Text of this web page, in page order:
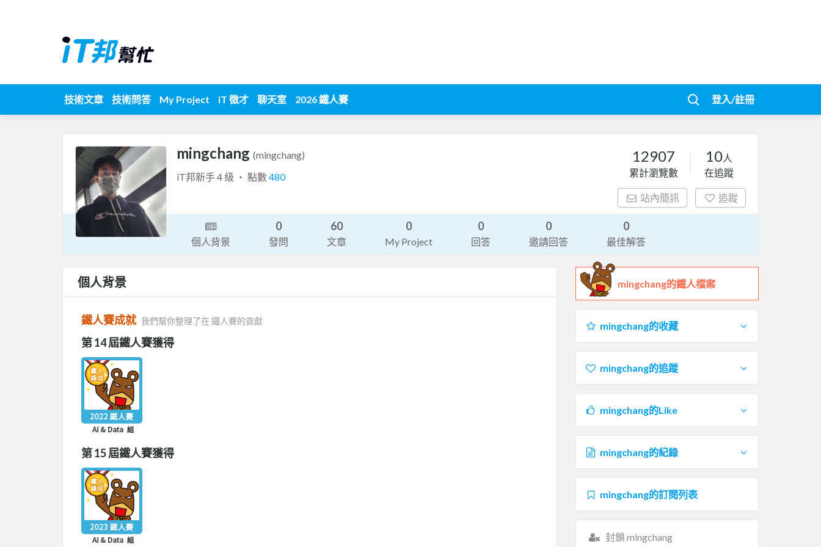
技術文章 技術問答 My Project iT 徵才 聊天室 2026 鐵人賽 登入/註冊
mingchang (mingchang)
iT邦新手 4 級 ‧ 點數480
12907
累計瀏覽數
10人
在追蹤
站內簡訊 追蹤
個人背景
0
發問
60
文章
0
My Project
0
回答
0
邀請回答
0
最佳解答
個人背景
鐵人賽成就 我們幫你整理了在 鐵人賽的貢獻
第 14 屆鐵人賽獲得
第 15 屆鐵人賽獲得
mingchang的鐵人檔案
mingchang的收藏
mingchang的追蹤
mingchang的Like
mingchang的紀錄
mingchang的訂閱列表
封鎖 mingchang